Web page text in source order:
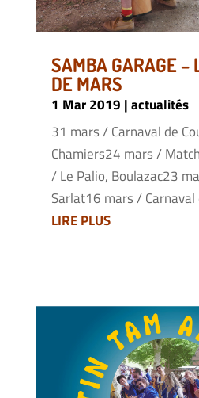
SAMBA GARAGE –
DE MARS
1 Mar 2019 |actualités
31 mars / Carnaval de
Chamiers24 mars /
/ Le Palio, Boulazac23
Sarlat16 mars / Carnaval
LIRE PLUS